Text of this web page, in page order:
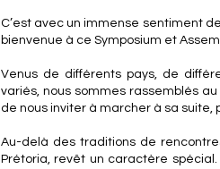
C’est avec un immense sentiment
bienvenue à ce Symposium et
Venus de différents pays, de
variés, nous sommes rassemblés
de nous inviter à marcher à sa suite,
Au-delà des traditions de
Prétoria, revêt un caractère